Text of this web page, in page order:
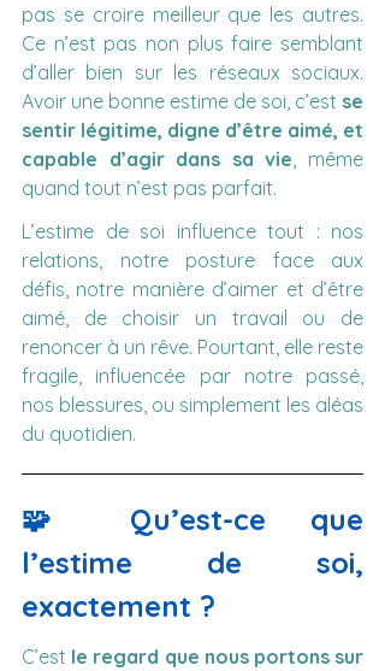
pas se croire meilleur que les autres.
Ce n’est pas non plus faire semblant
d’aller bien sur les réseaux sociaux.
Avoir une bonne estime de soi, c’est se
sentir légitime, digne d’être aimé, et
capable d’agir dans sa vie, même
quand tout n’est pas parfait.
L’estime de soi influence tout : nos
relations, notre posture face aux
défis, notre manière d’aimer et d’être
aimé, de choisir un travail ou de
renoncer à un rêve. Pourtant, elle reste
fragile, influencée par notre passé,
nos blessures, ou simplement les aléas
du quotidien.
🧩 Qu’est-ce que
l’estime de soi,
exactement ?
C’est le regard que nous portons sur